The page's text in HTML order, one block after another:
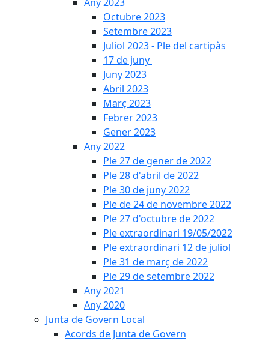
Octubre 2023
Setembre 2023
Juliol 2023 - Ple del cartipàs
17 de juny
Juny 2023
Abril 2023
Març 2023
Febrer 2023
Gener 2023
Any 2022
Ple 27 de gener de 2022
Ple 28 d'abril de 2022
Ple 30 de juny 2022
Ple de 24 de novembre 2022
Ple 27 d'octubre de 2022
Ple extraordinari 19/05/2022
Ple extraordinari 12 de juliol
Ple 31 de març de 2022
Ple 29 de setembre 2022
Any 2021
Any 2020
Junta de Govern Local
Acords de Junta de Govern